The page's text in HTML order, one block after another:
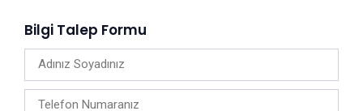
Bilgi Talep Formu